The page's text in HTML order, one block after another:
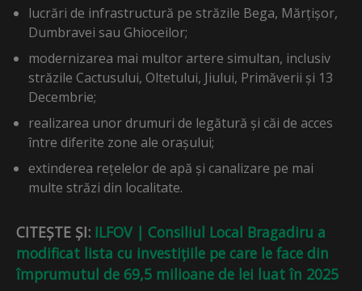
lucrări de infrastructură pe străzile Bega, Mărțișor,
Dumbravei sau Ghioceilor;
modernizarea mai multor artere simultan, inclusiv
străzile Cactusului, Oltetului, Jiului, Primăverii și 13
Decembrie;
realizarea unor drumuri de legătură și căi de acces
între diferite zone ale orașului;
extinderea rețelelor de apă și canalizare pe mai
multe străzi din localitate.
CITEȘTE ȘI: ILFOV | Consiliul Local Bragadiru a
modificat lista cu investițiile pe care le face din
împrumutul de 69,5 milioane de lei luat în 2025